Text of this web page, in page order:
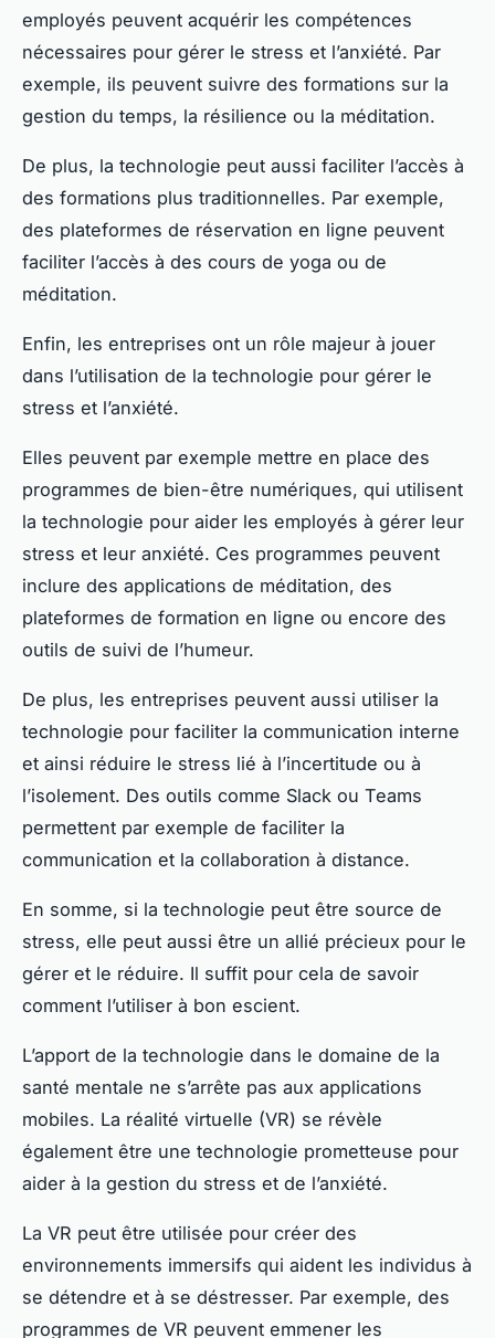
employés peuvent acquérir les compétences
nécessaires pour gérer le stress et l’anxiété. Par
exemple, ils peuvent suivre des formations sur la
gestion du temps, la résilience ou la méditation.
De plus, la technologie peut aussi faciliter l’accès à
des formations plus traditionnelles. Par exemple,
des plateformes de réservation en ligne peuvent
faciliter l’accès à des cours de yoga ou de
méditation.
Enfin, les entreprises ont un rôle majeur à jouer
dans l’utilisation de la technologie pour gérer le
stress et l’anxiété.
Elles peuvent par exemple mettre en place des
programmes de bien-être numériques, qui utilisent
la technologie pour aider les employés à gérer leur
stress et leur anxiété. Ces programmes peuvent
inclure des applications de méditation, des
plateformes de formation en ligne ou encore des
outils de suivi de l’humeur.
De plus, les entreprises peuvent aussi utiliser la
technologie pour faciliter la communication interne
et ainsi réduire le stress lié à l’incertitude ou à
l’isolement. Des outils comme Slack ou Teams
permettent par exemple de faciliter la
communication et la collaboration à distance.
En somme, si la technologie peut être source de
stress, elle peut aussi être un allié précieux pour le
gérer et le réduire. Il suffit pour cela de savoir
comment l’utiliser à bon escient.
L’apport de la technologie dans le domaine de la
santé mentale ne s’arrête pas aux applications
mobiles. La réalité virtuelle (VR) se révèle
également être une technologie prometteuse pour
aider à la gestion du stress et de l’anxiété.
La VR peut être utilisée pour créer des
environnements immersifs qui aident les individus à
se détendre et à se déstresser. Par exemple, des
programmes de VR peuvent emmener les